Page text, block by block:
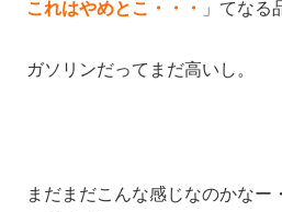
これはやめとこ・・・ 」てなる
ガソリンだってまだ高いし。
まだまだこんな感じなのかなー